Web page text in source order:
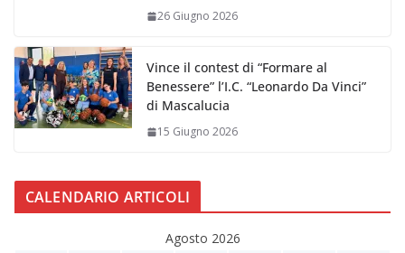
26 Giugno 2026
Vince il contest di “Formare al
Benessere” l’I.C. “Leonardo Da Vinci”
di Mascalucia
15 Giugno 2026
CALENDARIO ARTICOLI
Agosto 2026